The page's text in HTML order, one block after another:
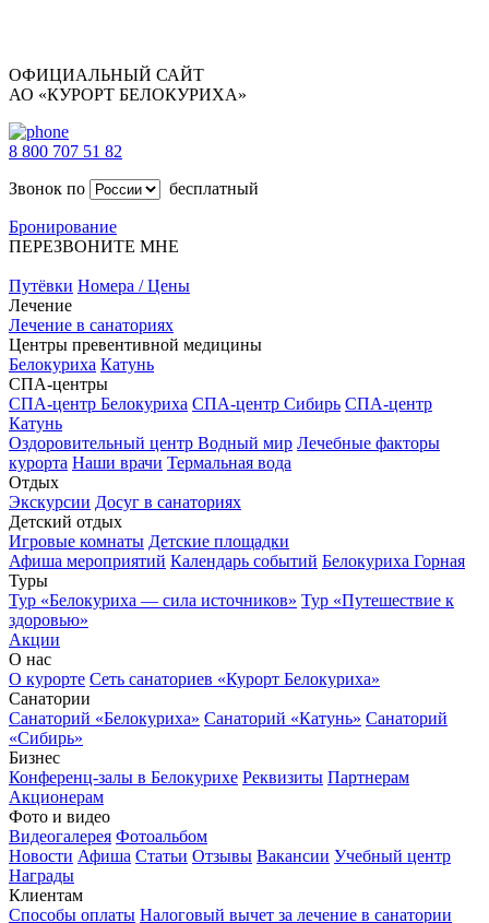
ОФИЦИАЛЬНЫЙ САЙТ
АО «КУРОРТ БЕЛОКУРИХА»
8 800 707 51 82
Звонок по
бесплатный
Бронирование
ПЕРЕЗВОНИТЕ МНЕ
Путёвки Номера / Цены
Лечение
Лечение в санаториях
Центры превентивной медицины
Белокуриха Катунь
СПА-центры
СПА-центр Белокуриха СПА-центр Сибирь СПА-центр
Катунь
Оздоровительный центр Водный мир Лечебные факторы
курорта Наши врачи Термальная вода
Отдых
Экскурсии Досуг в санаториях
Детский отдых
Игровые комнаты Детские площадки
Афиша мероприятий Календарь событий Белокуриха Горная
Туры
Тур «Белокуриха — сила источников» Тур «Путешествие к
здоровью»
Акции
О нас
О курорте Сеть санаториев «Курорт Белокуриха»
Санатории
Санаторий «Белокуриха» Санаторий «Катунь» Санаторий
«Сибирь»
Бизнес
Конференц-залы в Белокурихе Реквизиты Партнерам
Акционерам
Фото и видео
Видеогалерея Фотоальбом
Новости Афиша Статьи Отзывы Вакансии Учебный центр
Награды
Клиентам
Способы оплаты Налоговый вычет за лечение в санатории